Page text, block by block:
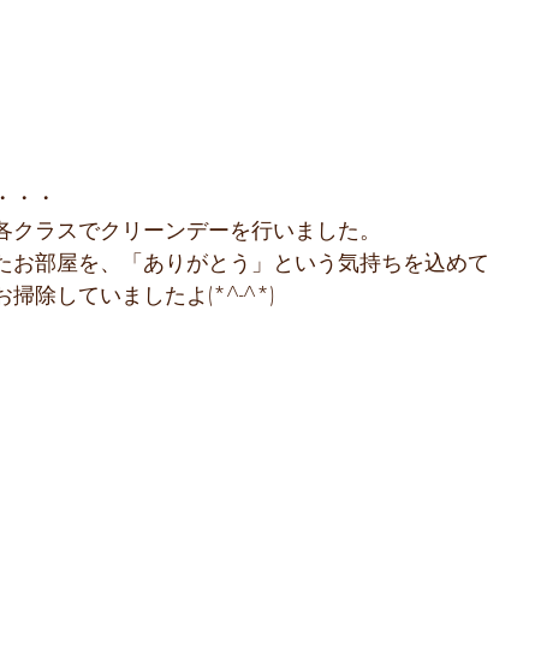
・・
ラスでクリーンデーを行いました。
お部屋を、「ありがとう」という気持ちを込めて
掃除していましたよ(*^-^*)